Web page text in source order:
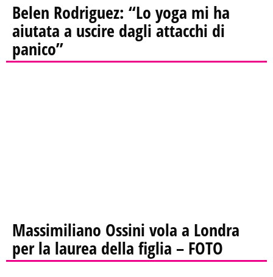
Belen Rodriguez: “Lo yoga mi ha
aiutata a uscire dagli attacchi di
panico”
Massimiliano Ossini vola a Londra
per la laurea della figlia – FOTO